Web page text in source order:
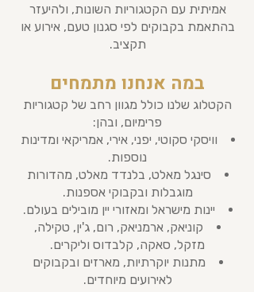
אמיתית עם הקטגוריות השונות, ולהיעזר
בהתאמת בקבוקים לפי סגנון טעם, אירוע או
תקציב.
במה אנחנו מתמחים
הקטלוג שלנו כולל מגוון רחב של קטגוריות
פרימיום, ובהן:
וויסקי סקוטי, יפני, אירי, אמריקאי ומדינות
נוספות.
סינגל מאלט, בלנדד מאלט, מהדורות
מוגבלות ובקבוקי אספנות.
יינות מישראל ומאזורי יין מובילים בעולם.
קוניאק, ארמניאק, רום, ג'ין, טקילה,
מזקל, סאקה, קלבדוס וליקרים.
מתנות יוקרתיות, מארזים ובקבוקים
לאירועים מיוחדים.